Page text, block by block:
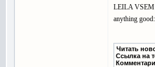
LEILA
anything
Читать
Ссылка на